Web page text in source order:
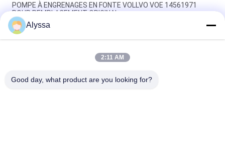
POMPE À ENGRENAGES EN FONTE VOLLVO VOE 14561971
POUR REMPLACEMENT ORIGINAL
POMPE À ENGRENAGES EN FONTE VOLLVO VOE 14537295
POUR REMPLACEMENT ORIGINAL
Pompes à engrenages en fonte VOLLVO VOE 14782798 pour le
Alyssa
2:11 AM
Good day, what product are you looking for?